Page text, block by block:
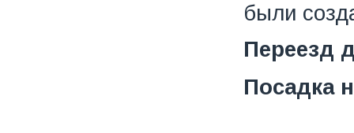
были
Переезд
Посадка